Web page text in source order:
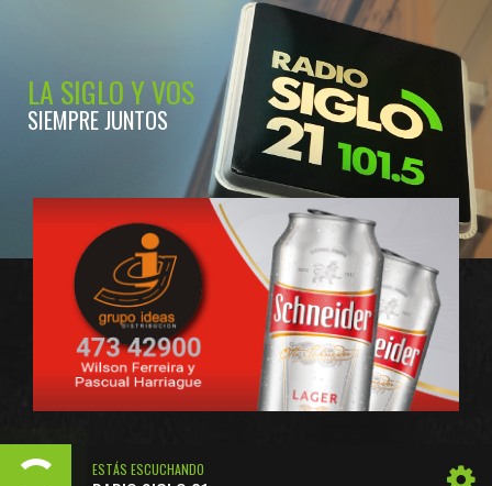
LA SIGLO Y VOS
SIEMPRE JUNTOS
ESTÁS ESCUCHANDO